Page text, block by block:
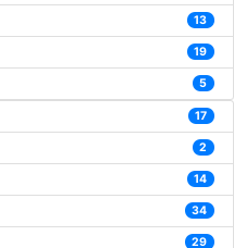
13
19
5
17
2
14
34
29